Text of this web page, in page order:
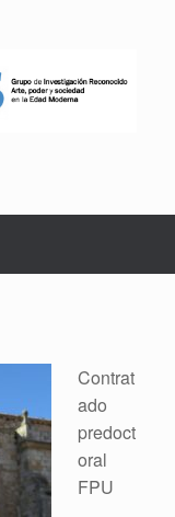
Contrat
ado
predoct
oral
FPU